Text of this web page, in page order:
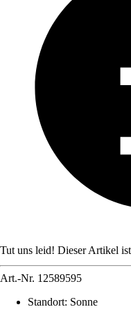
Tut uns leid! Dieser Artikel
Art.-Nr. 12589595
Standort: Sonne